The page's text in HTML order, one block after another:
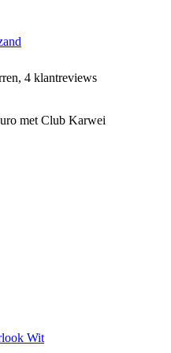
4 klantreviews
met Club Karwei
Wit